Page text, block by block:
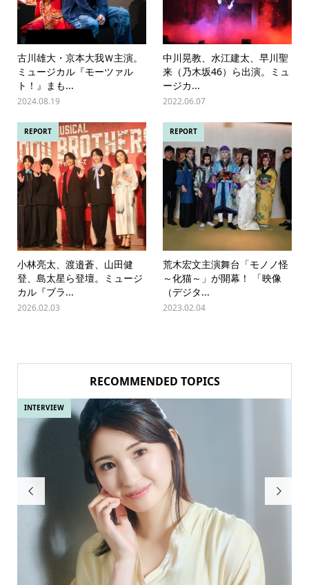
古川雄大・京本大我Ｗ主演。
ミュージカル『モーツァル
ト！』まも...
2024.08.19
中川晃教、水江建太、早川聖
来（乃木坂46）ら出演。ミュ
ージカ...
2022.06.07
REPORT
小林亮太、渡邉蒼、山田健
登、島太星ら登壇。ミュージ
カル『ブラ...
2026.02.03
REPORT
荒木宏文主演舞台「モノノ怪
～化猫～」が開幕！ 「映像
（デジタ...
2023.02.04
RECOMMENDED TOPICS

INTERVIEW
